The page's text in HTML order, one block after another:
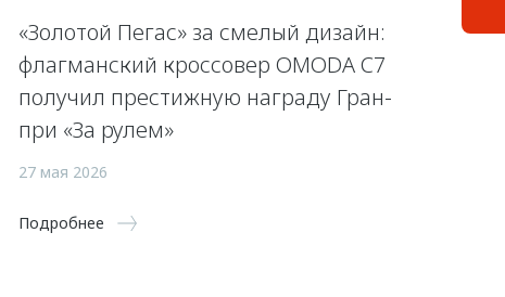
«Золотой Пегас» за смелый дизайн:
флагманский кроссовер OMODA C7
получил престижную награду Гран-
при «За рулем»
27 мая 2026
Подробнее